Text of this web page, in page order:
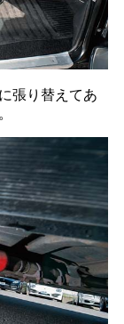
張り替えてあ